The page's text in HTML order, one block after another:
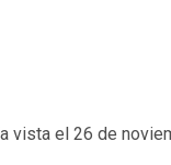
vista el 26 de